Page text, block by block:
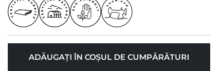
ADĂUGAȚI ÎN COȘUL DE CUMPĂRĂTURI